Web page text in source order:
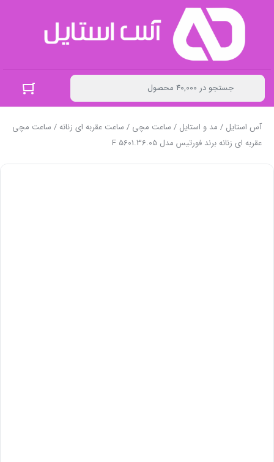
آس استایل / مد و استایل / ساعت مچی / ساعت عقربه ای زنانه/ ساعت مچی
عقربه ای زنانه برند فورتیس مدل F 5601.36.05